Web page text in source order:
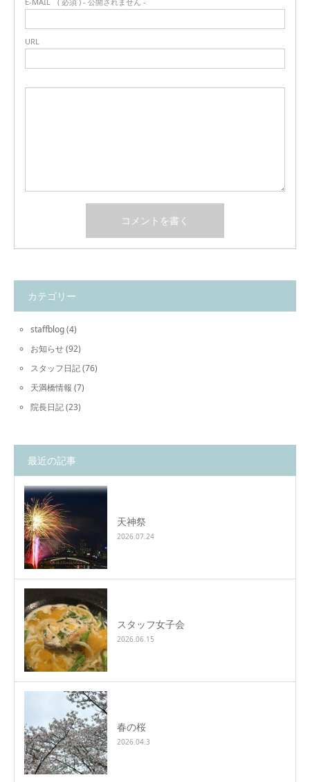
URL
カテゴリー
staffblog(4)
お知らせ(92)
スタッフ日記(76)
天満橋情報 (7)
院長日記(23)
最近の記事
天神祭
2026.07.24
スタッフ女子会
2026.06.15
春の桜
2026.04.3